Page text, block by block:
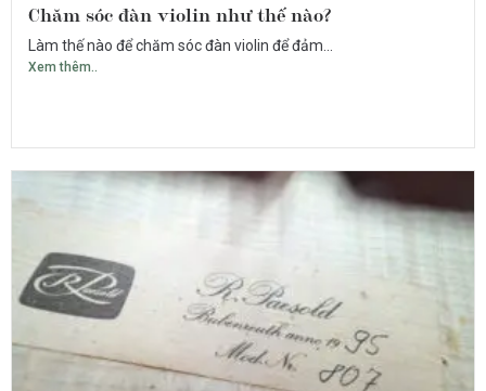
Chăm sóc đàn violin như thế nào?
Làm thế nào để chăm sóc đàn violin để đảm...
Xem thêm..